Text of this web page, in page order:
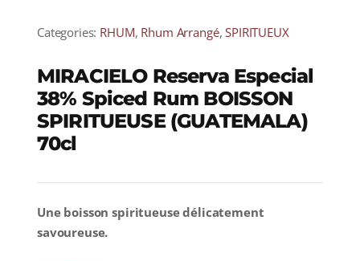
Categories: RHUM, Rhum Arrangé,SPIRITUEUX
MIRACIELO Reserva Especial
38% Spiced Rum BOISSON
SPIRITUEUSE (GUATEMALA)
70cl
Une boisson spiritueuse délicatement
savoureuse.